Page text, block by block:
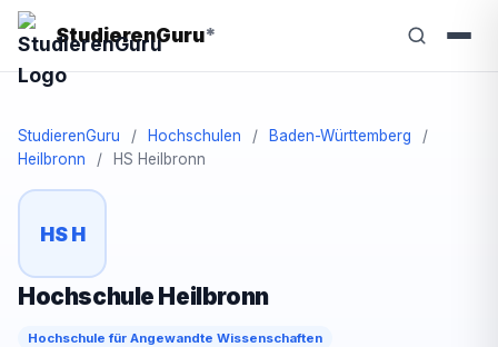
StudierenGuru*
StudierenGuru / Hochschulen / Baden-Württemberg
/
Heilbronn
/ HS Heilbronn
HS H
Hochschule Heilbronn
Hochschule für Angewandte Wissenschaften